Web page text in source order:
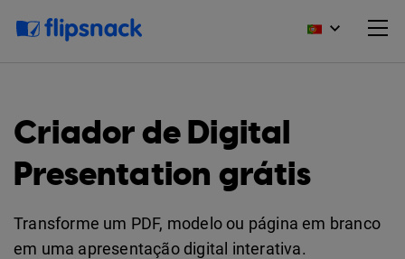
Criador de Digital
Presentation grátis
Transforme um PDF, modelo ou página em branco
em uma apresentação digital interativa.